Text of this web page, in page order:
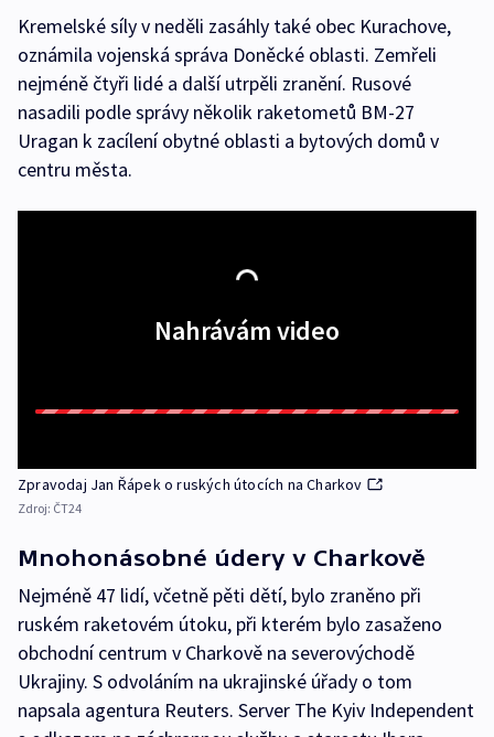
Kremelské síly v neděli zasáhly také obec Kurachove,
oznámila vojenská správa Doněcké oblasti. Zemřeli
nejméně čtyři lidé a další utrpěli zranění. Rusové
nasadili podle správy několik raketometů BM-27
Uragan k zacílení obytné oblasti a bytových domů v
centru města.
Nahrávám video
Zpravodaj Jan Řápek o ruských útocích na Charkov
Zdroj: ČT24
Mnohonásobné údery v Charkově
Nejméně 47 lidí, včetně pěti dětí, bylo zraněno při
ruském raketovém útoku, při kterém bylo zasaženo
obchodní centrum v Charkově na severovýchodě
Ukrajiny. S odvoláním na ukrajinské úřady o tom
napsala agentura Reuters. Server The Kyiv Independent